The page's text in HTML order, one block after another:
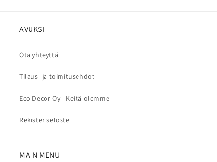
AVUKSI
Ota yhteyttä
Tilaus- ja toimitusehdot
Eco Decor Oy - Keitä olemme
Rekisteriseloste
MAIN MENU